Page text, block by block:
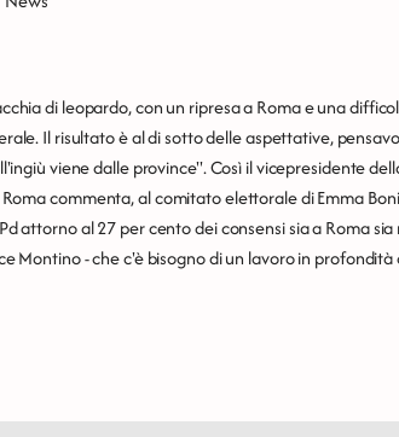
di leopardo, con un ripresa a Roma e una
Il risultato è al di sotto delle aspettative,
viene dalle province". Così il vicepresidente
commenta, al comitato elettorale di Emma
attorno al 27 per cento dei consensi sia a Roma sia
Montino - che c'è bisogno di un lavoro in